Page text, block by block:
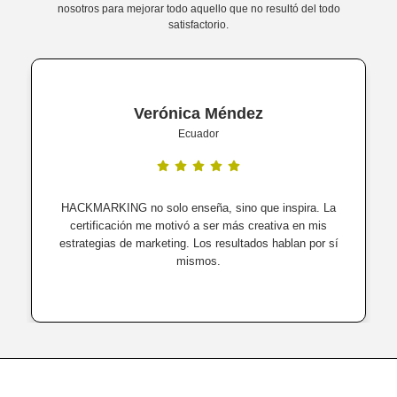
nosotros para mejorar todo aquello que no resultó del todo
satisfactorio.
Verónica Méndez
Ecuador
HACKMARKING no solo enseña, sino que inspira. La
certificación me motivó a ser más creativa en mis
estrategias de marketing. Los resultados hablan por sí
mismos.